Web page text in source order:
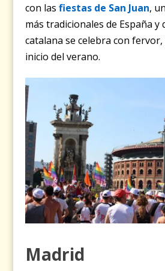
con lasfiestas de San Juan,
más tradicionales de España y
catalana se celebra con
inicio del verano.
Madrid